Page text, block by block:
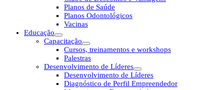
Planos de Saúde
Planos Odontológicos
Vacinas
Educação
Capacitação
Cursos, treinamentos e workshops
Palestras
Desenvolvimento de Líderes
Desenvolvimento de Líderes
Diagnóstico de Perfil Empreendedor